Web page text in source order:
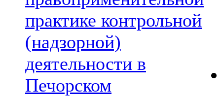
практике контрольной
(надзорной)
деятельности в
Печорском